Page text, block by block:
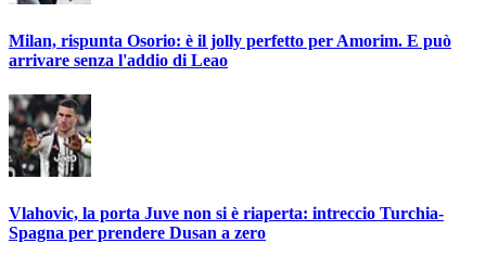
Milan, rispunta Osorio: è il jolly perfetto per Amorim. E può
arrivare senza l'addio di Leao
Vlahovic, la porta Juve non si è riaperta: intreccio Turchia-
Spagna per prendere Dusan a zero